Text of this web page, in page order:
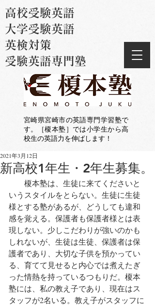
宮崎県宮崎市の英語専門学習塾で
す。［榎本塾］では小学生から高
校生の英語力を伸ばします！
高校受験英語
大学受験英語
英検対策
受験英語専門塾
新高校1年生・2年生募集。
2021年3月12日
榎本塾は、生徒に来てくださいと
いうスタイルをとらない。生徒に生徒
様とする塾があるが、どうしても違和
感を覚える。保護者も保護者様とは表
現しない。少しこだわりが強いのかも
しれないが、生徒は生徒、保護者は保
護者であり、大切な子供を預かってい
る、育てて見せると内心では煮えたぎ
った情熱を持っているつもりだ。榎本
塾には、私の教え子であり、現在はス
タッフが2名いる。教え子がスタッフに